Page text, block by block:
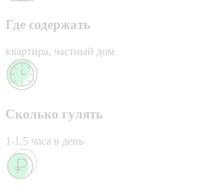
Где содержать
квартира, частный дом
Сколько гулять
1-1,5 часа в день